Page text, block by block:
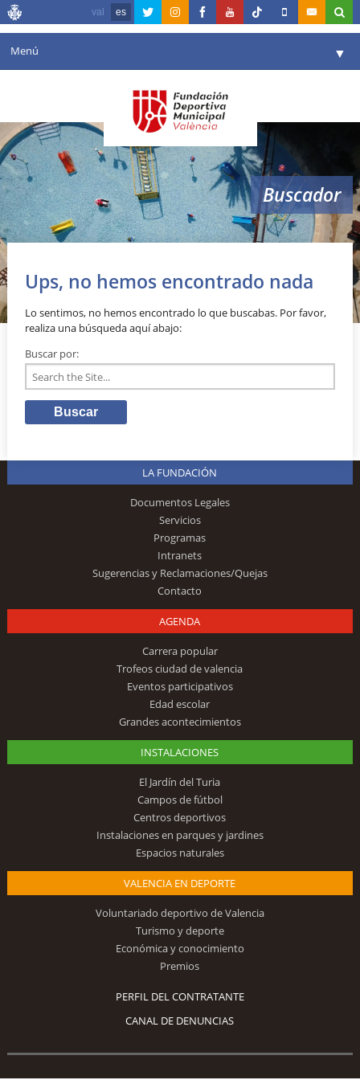
val es
Menú ▼
Agenda
Instalaciones
Comunicación ▼
Valencia en deporte ▼
Buscador
Ups, no hemos encontrado nada
Lo sentimos, no hemos encontrado lo que buscabas. Por favor,
realiza una búsqueda aquí abajo:
Buscar por:
LA FUNDACIÓN
Documentos Legales
Servicios
Programas
Intranets
Sugerencias y Reclamaciones/Quejas
Contacto
AGENDA
Carrera popular
Trofeos ciudad de valencia
Eventos participativos
Edad escolar
Grandes acontecimientos
INSTALACIONES
El Jardín del Turia
Campos de fútbol
Centros deportivos
Instalaciones en parques y jardines
Espacios naturales
VALENCIA EN DEPORTE
Voluntariado deportivo de Valencia
Turismo y deporte
Económica y conocimiento
Premios
PERFIL DEL CONTRATANTE
CANAL DE DENUNCIAS